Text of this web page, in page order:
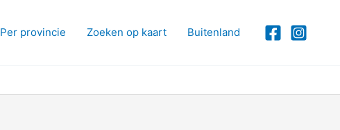
Per provincie Zoeken op kaart Buitenland